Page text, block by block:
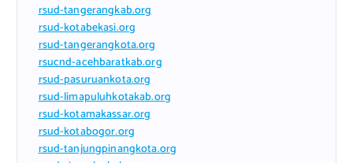
rsud-tangerangkab.org
rsud-kotabekasi.org
rsud-tangerangkota.org
rsucnd-acehbaratkab.org
rsud-pasuruankota.org
rsud-limapuluhkotakab.org
rsud-kotamakassar.org
rsud-kotabogor.org
rsud-tanjungpinangkota.org